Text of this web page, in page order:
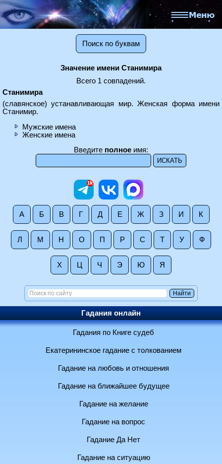
Поиск по буквам
Значение имени Станимира
Всего 1 совпадений.
Станимира
(славянское) устанавливающая мир. Женская форма имени
Станимир.
Мужские имена
Женские имена
Введите полное имя:
А Б В Г Д Е Ж З И К
Л М Н О П Р С Т У Ф
Х Ц Ч Э Ю Я
Гадания онлайн
Гадания по Книге судеб
Екатерининское гадание с толкованием
Гадание на любовь и отношения
Гадание на ближайшее будущее
Гадание на желание
Гадание на вопрос
Гадание Да Нет
Гадание на ситуацию